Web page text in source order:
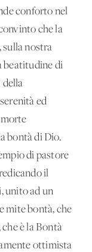
conforto nel
che la
nostra
beatitudine di
della
ed
bontà di Dio.
di pastore
il
unito ad un
mite bontà, che
è la Bontà
ottimista